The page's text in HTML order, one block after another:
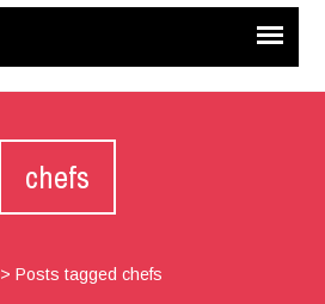
chefs
>Posts tagged chefs